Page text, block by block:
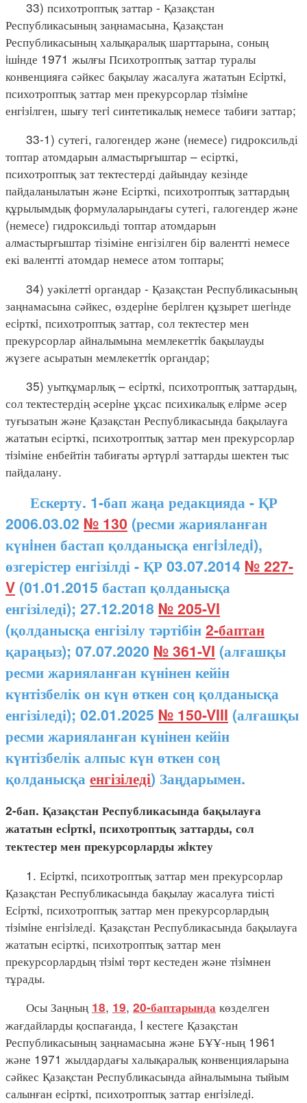
33) психотроптық заттар - Қазақстан
Республикасының заңнамасына, Қазақстан
Республикасының халықаралық шарттарына, соның
iшiнде 1971 жылғы Психотроптық заттар туралы
конвенцияға сәйкес бақылау жасалуға жататын Есiрткi,
психотроптық заттар мен прекурсорлар тiзiмiне
енгiзiлген, шығу тегi синтетикалық немесе табиғи заттар;
33-1) сутегі, галогендер және (немесе) гидроксильді
топтар атомдарын алмастырғыштар – есірткі,
психотроптық зат тектестерді дайындау кезінде
пайдаланылатын және Есірткі, психотроптық заттардың
құрылымдық формулаларындағы сутегі, галогендер және
(немесе) гидроксильді топтар атомдарын
алмастырғыштар тізіміне енгізілген бір валентті немесе
екі валентті атомдар немесе атом топтары;
34) уәкілеттi органдар - Қазақстан Республикасының
заңнамасына сәйкес, өздерiне берiлген құзырет шегiнде
есiрткi, психотроптық заттар, сол тектестер мен
прекурсорлар айналымына мемлекеттiк бақылауды
жүзеге асыратын мемлекеттiк органдар;
35) уытқұмарлық – есiрткi, психотроптық заттардың,
сол тектестердің әсерiне ұқсас психикалық елiрме әсер
туғызатын және Қазақстан Республикасында бақылауға
жататын есірткі, психотроптық заттар мен прекурсорлар
тiзiміне енбейтін табиғаты әртүрлi заттарды шектен тыс
пайдалану.
Ескерту. 1-бап жаңа редакцияда - ҚР
2006.03.02 № 130 (ресми жарияланған
күнiнен бастап қолданысқа енгiзiледi),
өзгерістер енгізілді - ҚР 03.07.2014 № 227-
V (01.01.2015 бастап қолданысқа
енгізіледі); 27.12.2018 № 205-VI
(қолданысқа енгізілу тәртібін2-баптан
қараңыз); 07.07.2020 № 361-VI (алғашқы
ресми жарияланған күнінен кейін
күнтізбелік он күн өткен соң қолданысқа
енгізіледі); 02.01.2025 № 150-VIII (алғашқы
ресми жарияланған күнінен кейін
күнтізбелік алпыс күн өткен соң
қолданысқа енгізіледі) Заңдарымен.
2-бап. Қазақстан Республикасында бақылауға
жататын есiрткi, психотроптық заттарды, сол
тектестер мен прекурсорларды жiктеу
1. Есiрткi, психотроптық заттар мен прекурсорлар
Қазақстан Республикасында бақылау жасалуға тиісті
Есiрткi, психотроптық заттар мен прекурсорлардың
тiзiмiне енгiзiледi. Қазақстан Республикасында бақылауға
жататын есірткі, психотроптық заттар мен
прекурсорлардың тiзiмi төрт кестеден және тiзiмнен
тұрады.
Осы Заңның 18, 19, 20-баптарында көзделген
жағдайларды қоспағанда, I кестеге Қазақстан
Республикасының заңнамасына және БҰҰ-ның 1961
және 1971 жылдардағы халықаралық конвенцияларына
сәйкес Қазақстан Республикасында айналымына тыйым
салынған есiрткi, психотроптық заттар енгiзiледi.